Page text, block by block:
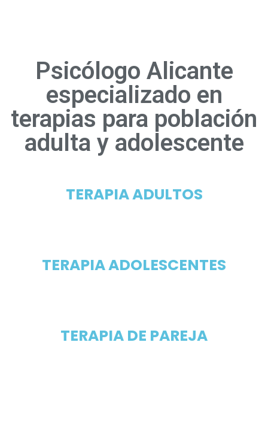
Psicólogo Alicante
especializado en
terapias para población
adulta y adolescente
TERAPIA ADULTOS
TERAPIA ADOLESCENTES
TERAPIA DE PAREJA